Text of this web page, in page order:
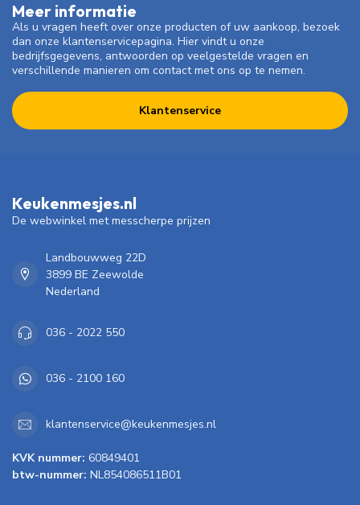
Meer informatie
Als u vragen heeft over onze producten of uw aankoop, bezoek
dan onze klantenservicepagina. Hier vindt u onze
bedrijfsgegevens, antwoorden op veelgestelde vragen en
verschillende manieren om contact met ons op te nemen.
Klantenservice
Keukenmesjes.nl
De webwinkel met messcherpe prijzen
Landbouwweg 22D
3899 BE Zeewolde
Nederland
036 - 2022 550
036 - 2100 160
klantenservice@keukenmesjes.nl
KVK nummer: 60849401
btw-nummer: NL854086511B01